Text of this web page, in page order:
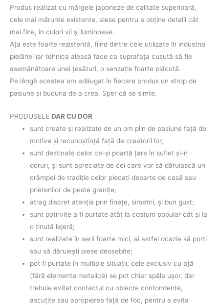
Produs realizat cu mărgele japoneze de calitate superioară,
cele mai mărunte existente, alese pentru a obţine detalii cât
mai fine, în culori vii şi luminoase.
Aţa este foarte rezistentă, fiind dintre cele utilizate în industria
pielăriei iar tehnica aleasă face ca suprafaţa cusută să fie
asemănătoare unei ţesături, o senzaţie foarte plăcută.
Pe lângă acestea am adăugat în fiecare produs un strop de
pasiune şi bucuria de a crea. Sper că se simte.
PRODUSELE DAR CU DOR
sunt create şi realizate de un om plin de pasiune faţă de
motive şi recunoştinţă faţă de creatorii lor;
sunt destinate celor ce-şi poartă ţara în suflet şi-n
doruri, şi sunt apreciate de cei care vor să dăruiască un
crâmpei de tradiţie celor plecaţi departe de casă sau
prietenilor de peste graniţe;
atrag discret atenţia prin fineţe, simetrii, şi bun gust;
sunt potrivite a fi purtate atât la costum popular cât şi la
o ţinută lejeră;
sunt realizate în serii foarte mici, ai astfel ocazia să porţi
sau să dăruieşti piese deosebite;
pot fi purtate în multiple situaţii, cele exclusiv cu aţă
(fără elemente metalice) se pot chiar spăla uşor, dar
trebuie evitat contactul cu obiecte contondente,
ascuţite sau apropierea faţă de foc, pentru a evita